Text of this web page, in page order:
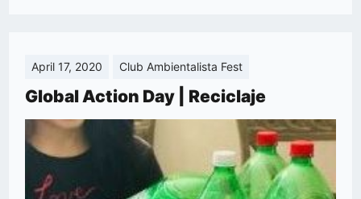
April 17, 2020 Club Ambientalista Fest
Global Action Day | Reciclaje